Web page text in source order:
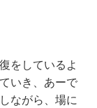
をしているよ
いき、あーで
ながら、場に